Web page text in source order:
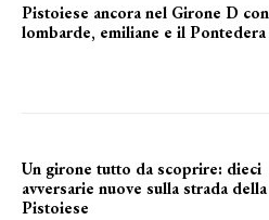
Pistoiese ancora nel Girone D con
lombarde, emiliane e il Pontedera
Un girone tutto da scoprire: dieci
avversarie nuove sulla strada della
Pistoiese